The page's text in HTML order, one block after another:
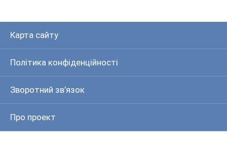
Карта сайту
Політика конфіденційності
Зворотний зв’язок
Про проект